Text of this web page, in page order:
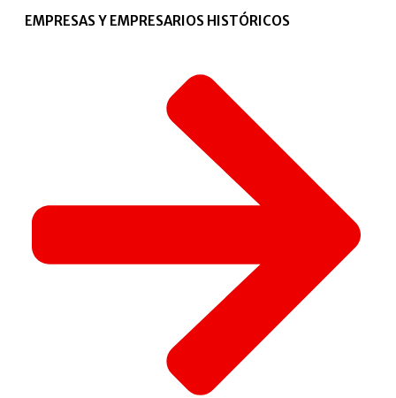
EMPRESAS Y EMPRESARIOS HISTÓRICOS